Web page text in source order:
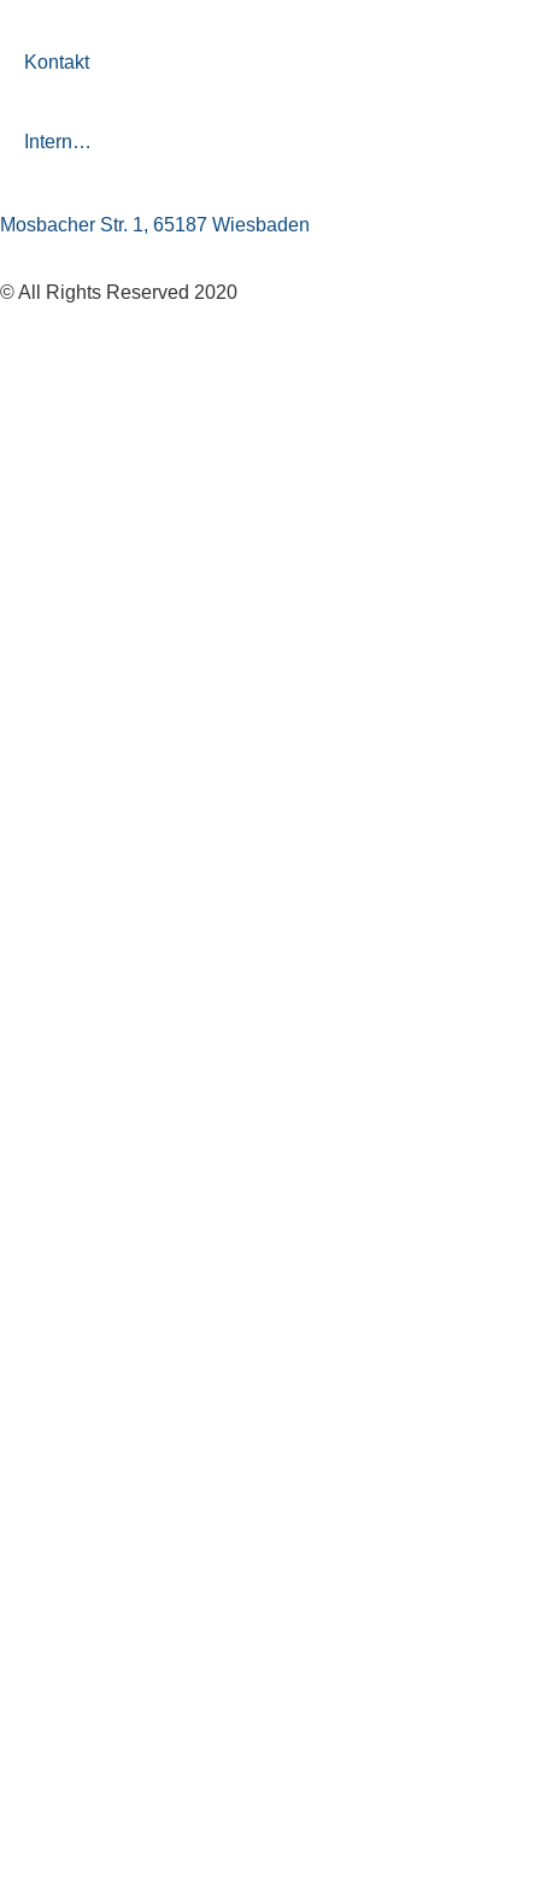
Kontakt
Intern…
Mosbacher Str. 1, 65187 Wiesbaden
© All Rights Reserved 2020